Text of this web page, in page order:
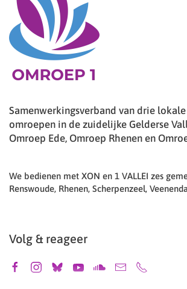
Samenwerkingsverband van drie
omroepen in de zuidelijke Gelderse
Omroep Ede, Omroep Rhenen en
We bedienen met XON en 1 VALLEI zes
Renswoude, Rhenen, Scherpenzeel,
Volg & reageer